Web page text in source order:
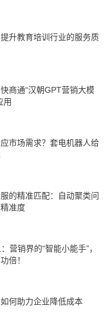
升教育培训行业的服务质
商通“汉朝GPT营销大模
用
市场需求？套电机器人给
的精准匹配：自动聚类问
准度
营销界的“智能小能手”，
倍！
何助力企业降低成本